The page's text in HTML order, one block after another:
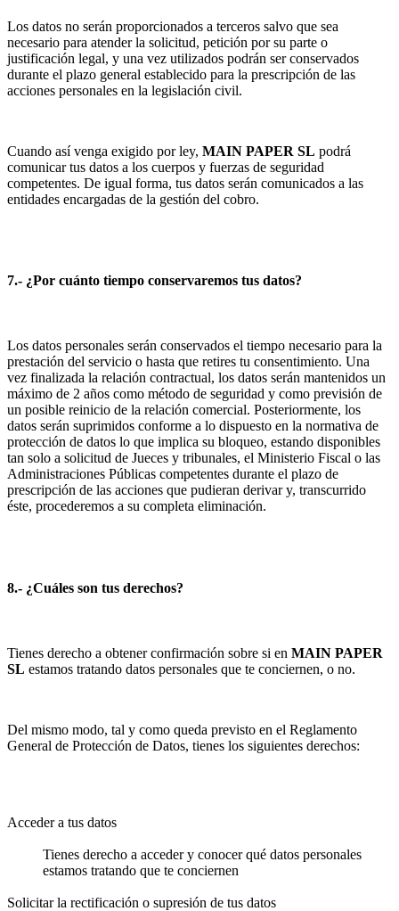
Los datos no serán proporcionados a terceros salvo que sea
necesario para atender la solicitud, petición por su parte o
justificación legal, y una vez utilizados podrán ser conservados
durante el plazo general establecido para la prescripción de las
acciones personales en la legislación civil.
Cuando así venga exigido por ley, MAIN PAPER SL podrá
comunicar tus datos a los cuerpos y fuerzas de seguridad
competentes. De igual forma, tus datos serán comunicados a las
entidades encargadas de la gestión del cobro.
7.- ¿Por cuánto tiempo conservaremos tus datos?
Los datos personales serán conservados el tiempo necesario para la
prestación del servicio o hasta que retires tu consentimiento. Una
vez finalizada la relación contractual, los datos serán mantenidos un
máximo de 2 años como método de seguridad y como previsión de
un posible reinicio de la relación comercial. Posteriormente, los
datos serán suprimidos conforme a lo dispuesto en la normativa de
protección de datos lo que implica su bloqueo, estando disponibles
tan solo a solicitud de Jueces y tribunales, el Ministerio Fiscal o las
Administraciones Públicas competentes durante el plazo de
prescripción de las acciones que pudieran derivar y, transcurrido
éste, procederemos a su completa eliminación.
8.- ¿Cuáles son tus derechos?
Tienes derecho a obtener confirmación sobre si en MAIN PAPER
SL estamos tratando datos personales que te conciernen, o no.
Del mismo modo, tal y como queda previsto en el Reglamento
General de Protección de Datos, tienes los siguientes derechos:
Acceder a tus datos
Tienes derecho a acceder y conocer qué datos personales
estamos tratando que te conciernen
Solicitar la rectificación o supresión de tus datos